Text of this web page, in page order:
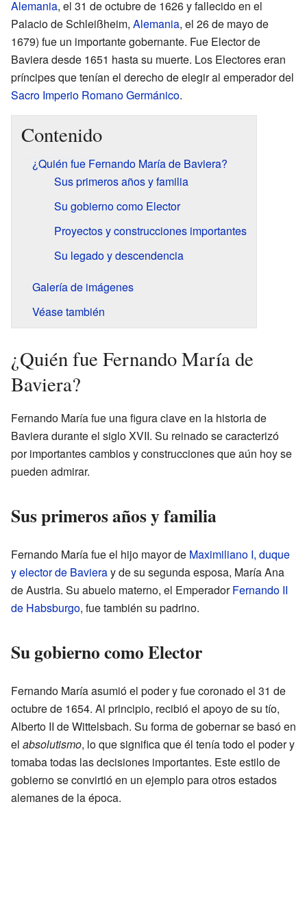
Alemania, el 31 de octubre de 1626 y fallecido en el
Palacio de Schleißheim, Alemania, el 26 de mayo de
1679) fue un importante gobernante. Fue Elector de
Baviera desde 1651 hasta su muerte. Los Electores eran
príncipes que tenían el derecho de elegir al emperador del
Sacro Imperio Romano Germánico.
Contenido
¿Quién fue Fernando María de Baviera?
Sus primeros años y familia
Su gobierno como Elector
Proyectos y construcciones importantes
Su legado y descendencia
Galería de imágenes
Véase también
¿Quién fue Fernando María de
Baviera?
Fernando María fue una figura clave en la historia de
Baviera durante el siglo XVII. Su reinado se caracterizó
por importantes cambios y construcciones que aún hoy se
pueden admirar.
Sus primeros años y familia
Fernando María fue el hijo mayor de Maximiliano I, duque
y elector de Bavieray de su segunda esposa, María Ana
de Austria. Su abuelo materno, el EmperadorFernando II
de Habsburgo, fue también su padrino.
Su gobierno como Elector
Fernando María asumió el poder y fue coronado el 31 de
octubre de 1654. Al principio, recibió el apoyo de su tío,
Alberto II de Wittelsbach. Su forma de gobernar se basó en
el absolutismo, lo que significa que él tenía todo el poder y
tomaba todas las decisiones importantes. Este estilo de
gobierno se convirtió en un ejemplo para otros estados
alemanes de la época.